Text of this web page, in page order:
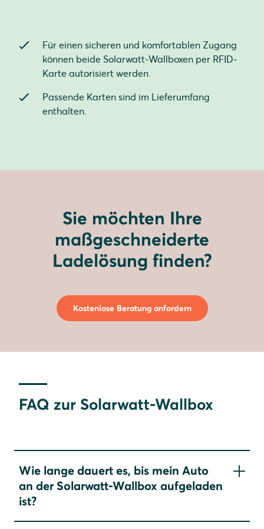
Für einen sicheren und komfortablen Zugang
können beide Solarwatt-Wallboxen per RFID-
Karte autorisiert werden.
Passende Karten sind im Lieferumfang
enthalten.
Sie möchten Ihre
maßgeschneiderte
Ladelösung finden?
Kostenlose Beratung anfordern
FAQ zur Solarwatt-Wallbox
Wie lange dauert es, bis mein Auto
an der Solarwatt-Wallbox aufgeladen
ist?